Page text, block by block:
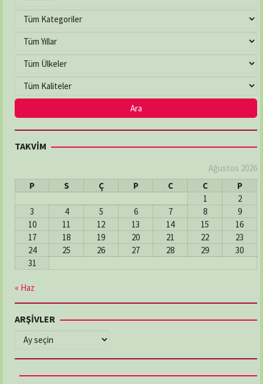
TAKVİM
Ağustos 2026
P
S Ç P C C
P
1
2
3
4 5 6 7 8
9
10
11 12 13 14 15
16
17
18 19 20 21 22
23
24
25 26 27 28 29
30
31
« Haz
ARŞİVLER
ARŞİVLER